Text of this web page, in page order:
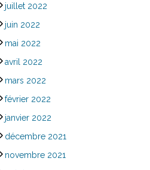
juillet 2022
juin 2022
mai 2022
avril 2022
mars 2022
février 2022
janvier 2022
décembre 2021
novembre 2021